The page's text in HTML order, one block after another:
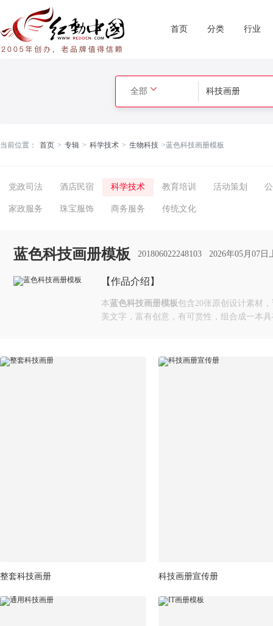
首页 分类 行业
全部
当前位置： 首页 > 专辑 > 科学技术 > 生物科技 >蓝色科技画册模板
党政司法 酒店民宿 科学技术 教育培训 活动策划
家政服务 珠宝服饰 商务服务 传统文化
蓝色科技画册模板 201806022248103 2026年05月07日
【作品介绍】
本蓝色科技画册模板包含20张原创设计素材
美文字，富有创意，有可赏性，组合成一本
整套科技画册 科技画册宣传册